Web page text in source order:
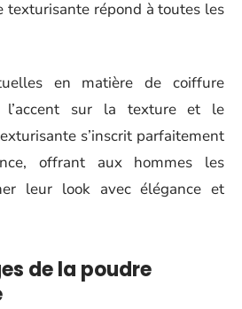
texturisante répond à toutes les
en matière de coiffure
l’accent sur la texture et le
s’inscrit parfaitement
offrant aux hommes les
leur look avec élégance et
de la poudre